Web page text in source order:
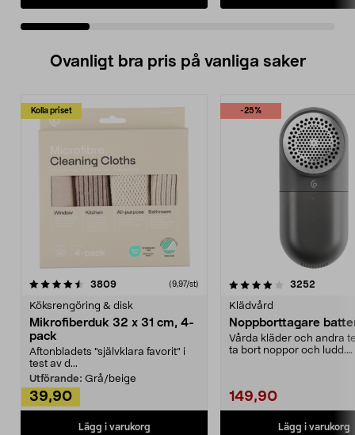
Ovanligt bra pris på vanliga saker
Kolla priset
3809recensioner (9,97/st)
Köksrengöring & disk
Mikrofiberduk 32 x 31 cm, 4-
pack
Aftonbladets "självklara favorit” i
test av d...
Utförande: Grå/beige
39,90
Lägg i varukorg
-25%
4.0av 5 stjärnor 3252
Klädvård
Noppborttagare
Vårda kläder och andra
ta bort noppor och ludd.
149,90
Lägg i varukorg
4.5av 5 stjärnor